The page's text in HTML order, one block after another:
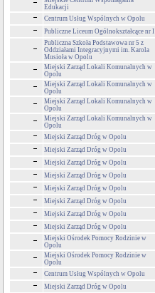
Edukacji
Centrum Usług Wspólnych w Opolu
Publiczne Liceum Ogólnokształcące nr I
Publiczna Szkoła Podstawowa nr 5 z
Oddziałami Integracyjnymi im. Karola
Musioła w Opolu
Miejski Zarząd Lokali Komunalnych w
Opolu
Miejski Zarząd Lokali Komunalnych w
Opolu
Miejski Zarząd Lokali Komunalnych w
Opolu
Miejski Zarząd Lokali Komunalnych w
Opolu
Miejski Zarząd Dróg w Opolu
Miejski Zarząd Dróg w Opolu
Miejski Zarząd Dróg w Opolu
Miejski Zarząd Dróg w Opolu
Miejski Zarząd Dróg w Opolu
Miejski Zarząd Dróg w Opolu
Miejski Zarząd Dróg w Opolu
Miejski Zarząd Dróg w Opolu
Miejski Ośrodek Pomocy Rodzinie w
Opolu
Miejski Ośrodek Pomocy Rodzinie w
Opolu
Centrum Usług Wspólnych w Opolu
Miejski Zarząd Dróg w Opolu